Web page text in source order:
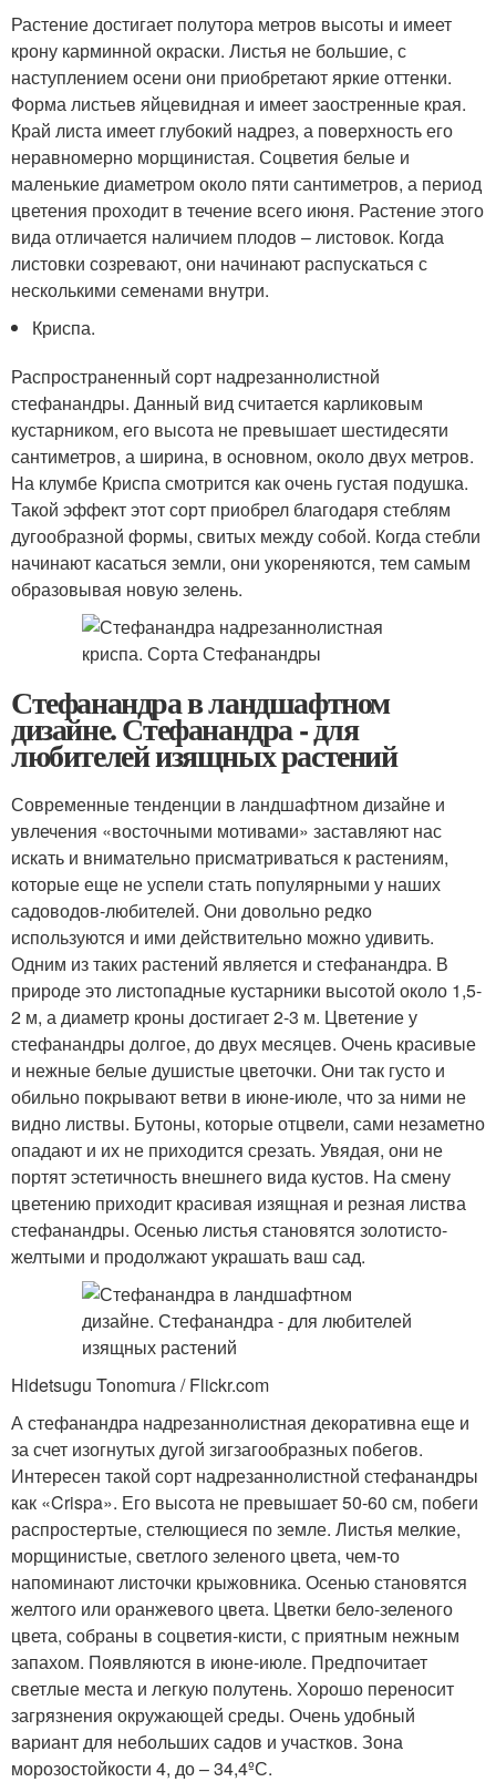
Растение достигает полутора метров высоты и имеет
крону карминной окраски. Листья не большие, с
наступлением осени они приобретают яркие оттенки.
Форма листьев яйцевидная и имеет заостренные края.
Край листа имеет глубокий надрез, а поверхность его
неравномерно морщинистая. Соцветия белые и
маленькие диаметром около пяти сантиметров, а период
цветения проходит в течение всего июня. Растение этого
вида отличается наличием плодов – листовок. Когда
листовки созревают, они начинают распускаться с
несколькими семенами внутри.
Криспа.
Распространенный сорт надрезаннолистной
стефанандры. Данный вид считается карликовым
кустарником, его высота не превышает шестидесяти
сантиметров, а ширина, в основном, около двух метров.
На клумбе Криспа смотрится как очень густая подушка.
Такой эффект этот сорт приобрел благодаря стеблям
дугообразной формы, свитых между собой. Когда стебли
начинают касаться земли, они укореняются, тем самым
образовывая новую зелень.
Стефанандра в ландшафтном
дизайне. Стефанандра - для
любителей изящных растений
Современные тенденции в ландшафтном дизайне и
увлечения «восточными мотивами» заставляют нас
искать и внимательно присматриваться к растениям,
которые еще не успели стать популярными у наших
садоводов-любителей. Они довольно редко
используются и ими действительно можно удивить.
Одним из таких растений является и стефанандра. В
природе это листопадные кустарники высотой около 1,5-
2 м, а диаметр кроны достигает 2-3 м. Цветение у
стефанандры долгое, до двух месяцев. Очень красивые
и нежные белые душистые цветочки. Они так густо и
обильно покрывают ветви в июне-июле, что за ними не
видно листвы. Бутоны, которые отцвели, сами незаметно
опадают и их не приходится срезать. Увядая, они не
портят эстетичность внешнего вида кустов. На смену
цветению приходит красивая изящная и резная листва
стефанандры. Осенью листья становятся золотисто-
желтыми и продолжают украшать ваш сад.
Hidetsugu Tonomura / Flickr.com
А стефанандра надрезаннолистная декоративна еще и
за счет изогнутых дугой зигзагообразных побегов.
Интересен такой сорт надрезаннолистной стефанандры
как «Crispa». Его высота не превышает 50-60 см, побеги
распростертые, стелющиеся по земле. Листья мелкие,
морщинистые, светлого зеленого цвета, чем-то
напоминают листочки крыжовника. Осенью становятся
желтого или оранжевого цвета. Цветки бело-зеленого
цвета, собраны в соцветия-кисти, с приятным нежным
запахом. Появляются в июне-июле. Предпочитает
светлые места и легкую полутень. Хорошо переносит
загрязнения окружающей среды. Очень удобный
вариант для небольших садов и участков. Зона
морозостойкости 4, до – 34,4ºС.